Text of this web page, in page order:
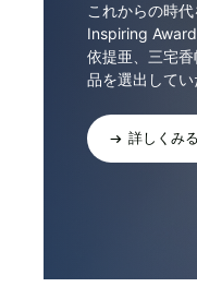
これからの時
Inspiring
依提亜、三宅
品を選出してい
詳しくみる